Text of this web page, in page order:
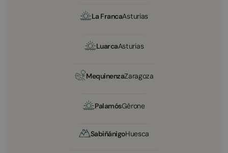
La FrancaAsturias
LuarcaAsturias
MequinenzaZaragoza
PalamósGérone
SabiñánigoHuesca